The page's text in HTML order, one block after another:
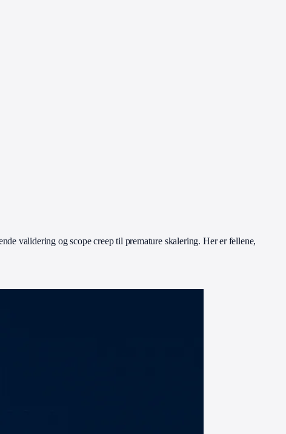
validering og scope creep til premature skalering. Her er fellene,